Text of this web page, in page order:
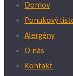
Domov
Ponukový
Alergény
O nás
Kontakt